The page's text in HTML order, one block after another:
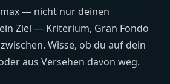
— nicht nur deinen
Ziel — Kriterium, Gran Fondo
Wisse, ob du auf dein
aus Versehen davon weg.